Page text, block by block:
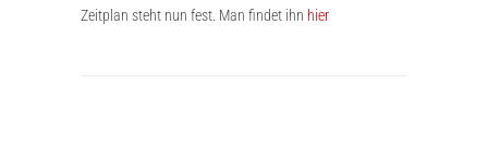
Zeitplan steht nun fest. Man findet ihn hier